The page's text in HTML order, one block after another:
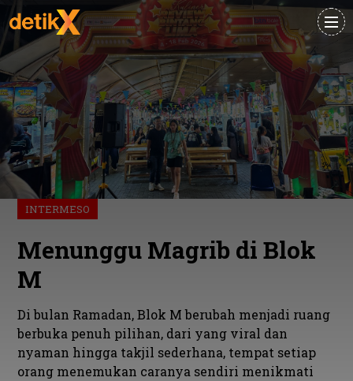
INTERMESO
Menunggu Magrib di Blok
M
Di bulan Ramadan, Blok M berubah menjadi ruang
berbuka penuh pilihan, dari yang viral dan
nyaman hingga takjil sederhana, tempat setiap
orang menemukan caranya sendiri menikmati